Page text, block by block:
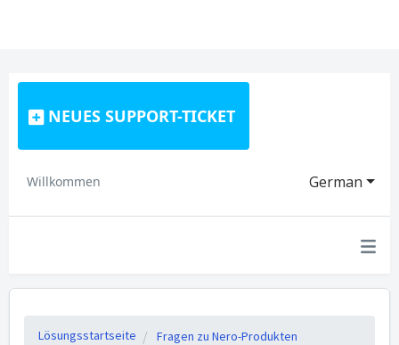
NEUES SUPPORT-TICKET
German
Willkommen
Lösungsstartseite Fragen zu Nero-Produkten